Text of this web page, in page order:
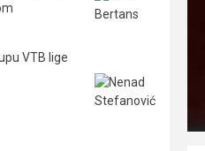
VTB lige